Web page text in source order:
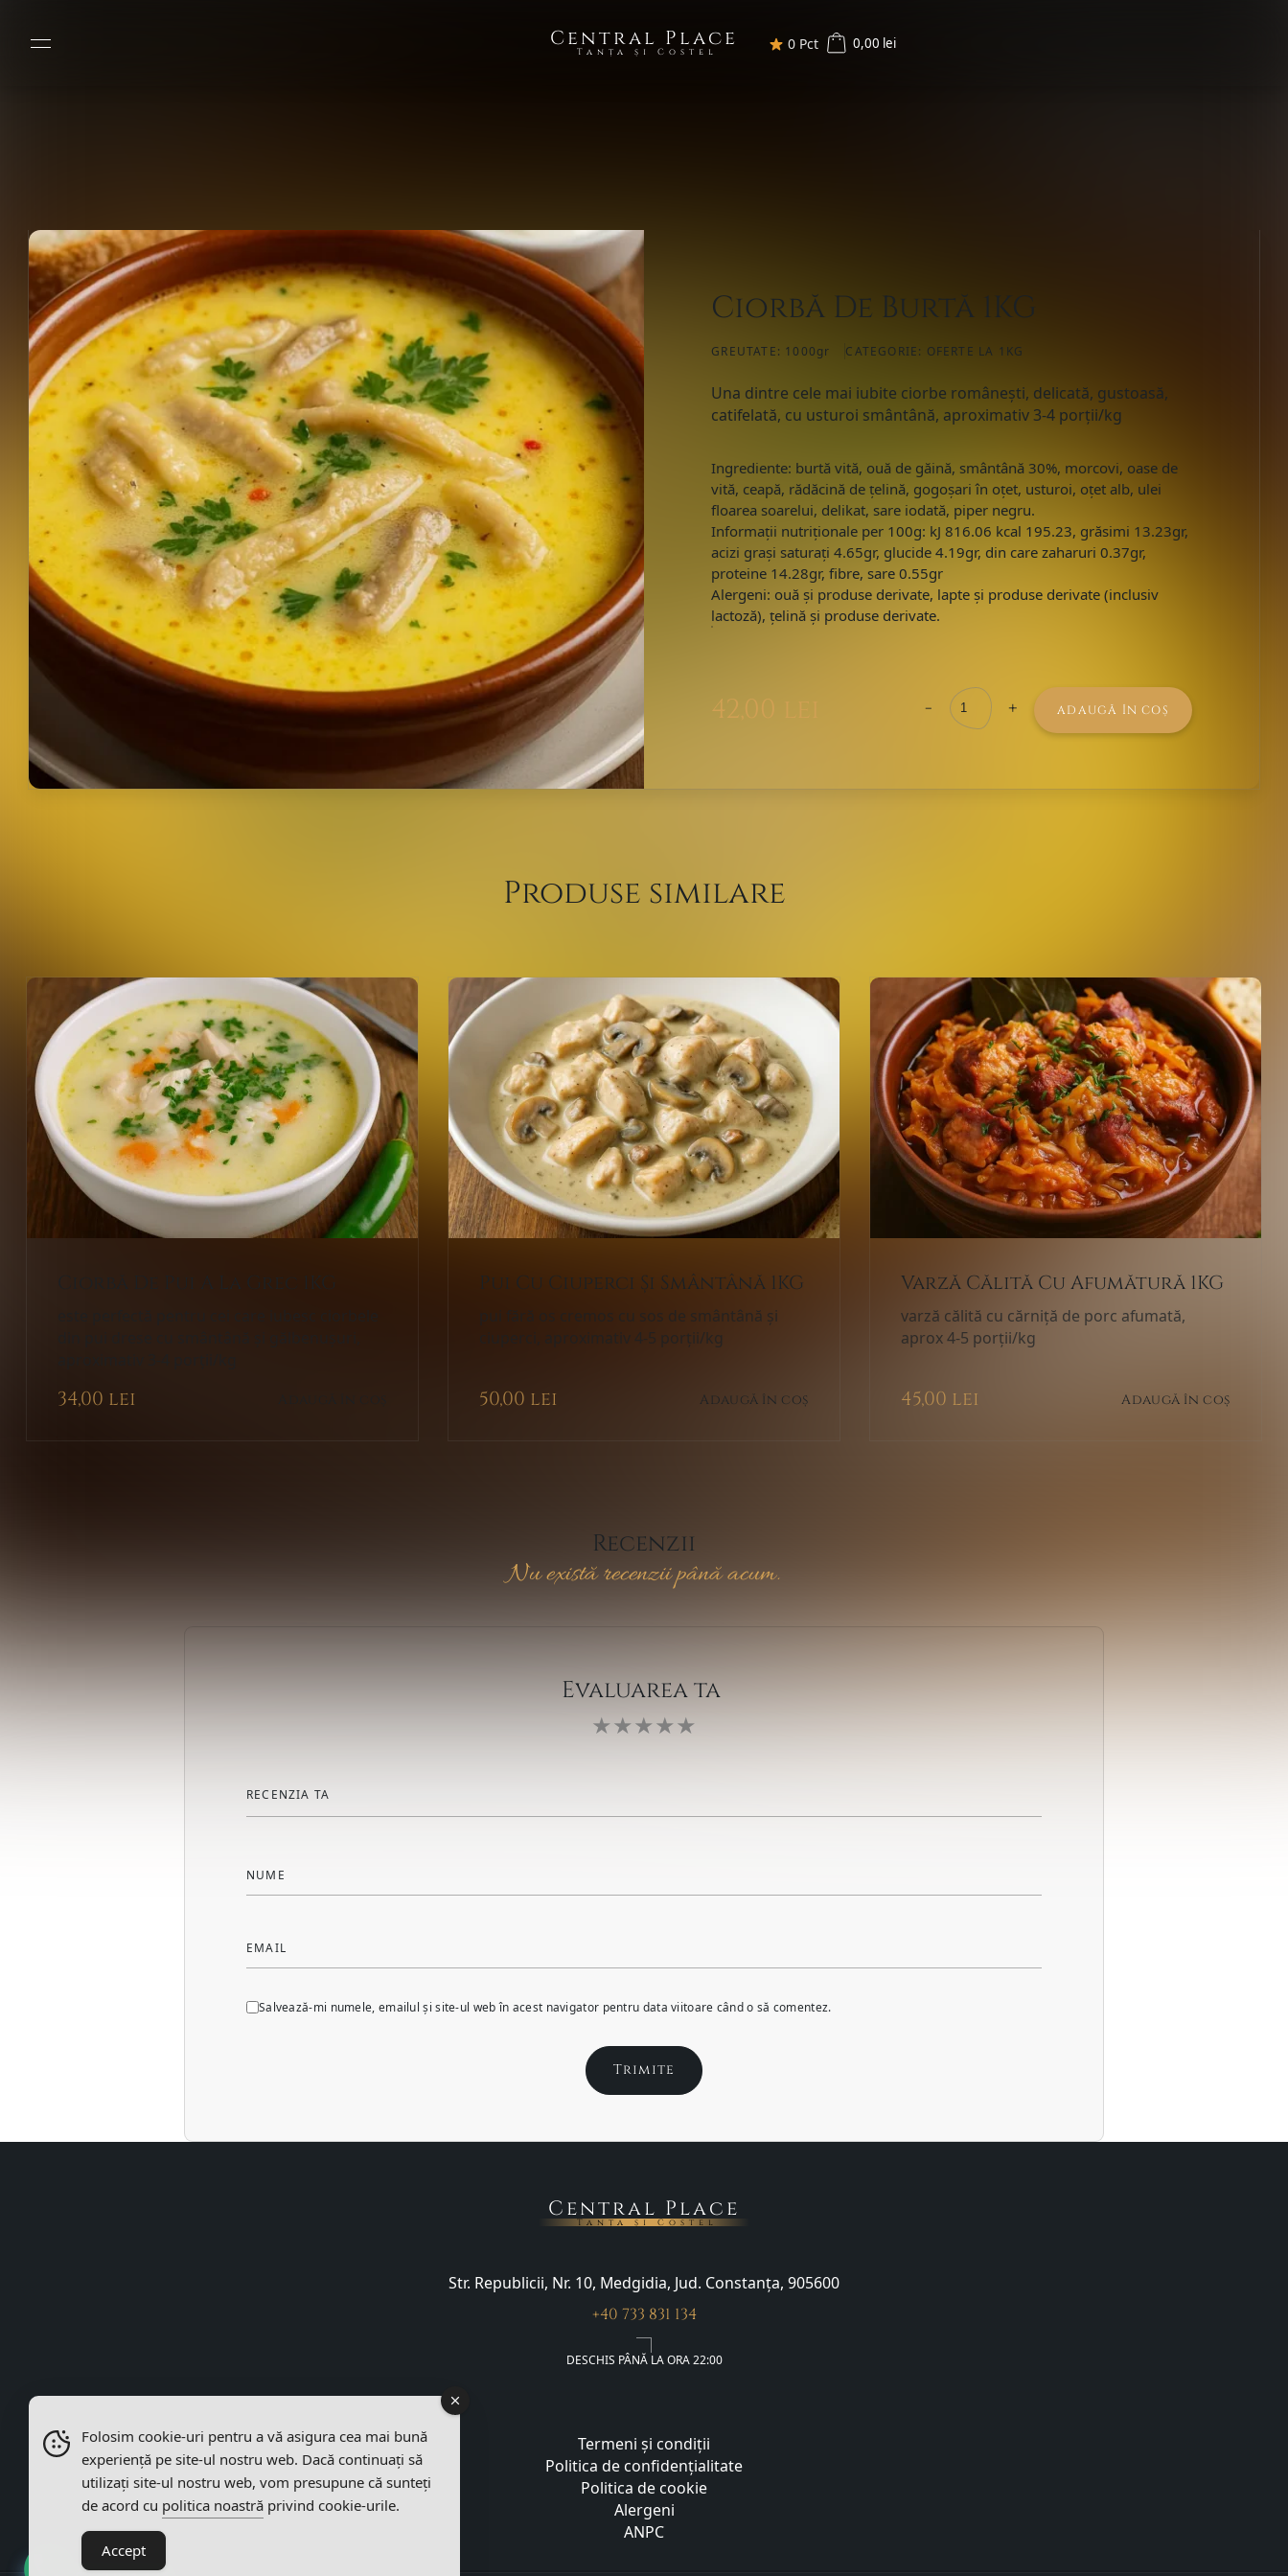
Central Place
Tanța și Costel 0 Pct 0,00 lei
Ciorbă De Burtă 1KG
GREUTATE: 1000gr CATEGORIE: OFERTE LA 1KG
Una dintre cele mai iubite ciorbe românești, delicată, gustoasă,
catifelată, cu usturoi smântână, aproximativ 3-4 porții/kg
Ingrediente: burtă vită, ouă de găină, smântână 30%, morcovi, oase de
vită, ceapă, rădăcină de țelină, gogoșari în oțet, usturoi, oțet alb, ulei
floarea soarelui, delikat, sare iodată, piper negru.
Informații nutriționale per 100g: kJ 816.06 kcal 195.23, grăsimi 13.23gr,
acizi grași saturați 4.65gr, glucide 4.19gr, din care zaharuri 0.37gr,
proteine 14.28gr, fibre, sare 0.55gr
Alergeni: ouă și produse derivate, lapte și produse derivate (inclusiv
lactoză), țelină și produse derivate.
42,00 lei -
Cantitate + ADAUGĂ ÎN COȘ
Produse similare
Ciorbă De Pui A La Grec 1KG
34,00 lei
Pui Cu Ciuperci Și Smântână 1KG
pui fără os cremos cu sos de smântână și
ciuperci, aproximativ 4-5 porții/kg
50,00 lei Adaugă în coș
Varză Călită Cu Afumătură 1KG
varză călită cu cărniță de porc afumată,
aprox 4-5 porții/kg
45,00 lei Adaugă în coș
Recenzii
Nu există recenzii până acum.
Evaluarea ta
RECENZIA TA
NUME
EMAIL
Salvează-mi numele, emailul și site-ul web în acest navigator pentru data viitoare când o să comentez.
Central Place
Tanța și Costel
Str. Republicii, Nr. 10, Medgidia, Jud. Constanța, 905600
+40 733 831 134
DESCHIS PÂNĂ LA ORA 22:00
Termeni și condiții
Politica de confidențialitate
Politica de cookie
Alergeni
ANPC
Folosim cookie-uri pentru a vă asigura cea mai bună
experiență pe site-ul nostru web. Dacă continuați să
utilizați site-ul nostru web, vom presupune că sunteți
de acord cu politica noastră privind cookie-urile.
Accept